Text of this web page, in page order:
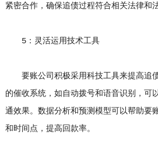
紧密合作，确保追债过程符合相关法律和
5：灵活运用技术工具
要账公司积极采用科技工具来提高追
的催收系统，如自动拨号和语音识别，可
通效果。数据分析和预测模型可以帮助要
和时间点，提高回款率。